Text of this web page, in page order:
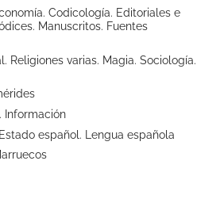
Codicología. Editoriales e
Manuscritos. Fuentes
Religiones varias. Magia. Sociología.
Información
español. Lengua española